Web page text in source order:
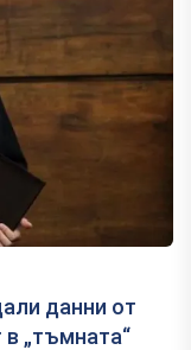
данни от
„тъмната“